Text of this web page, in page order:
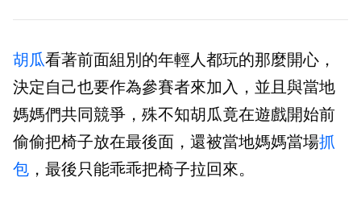
胡瓜看著前面組別的年輕人都玩的那麼開心，
決定自己也要作為參賽者來加入，並且與當地
媽媽們共同競爭，殊不知胡瓜竟在遊戲開始前
偷偷把椅子放在最後面，還被當地媽媽當場抓
包 ，最後只能乖乖把椅子拉回來。